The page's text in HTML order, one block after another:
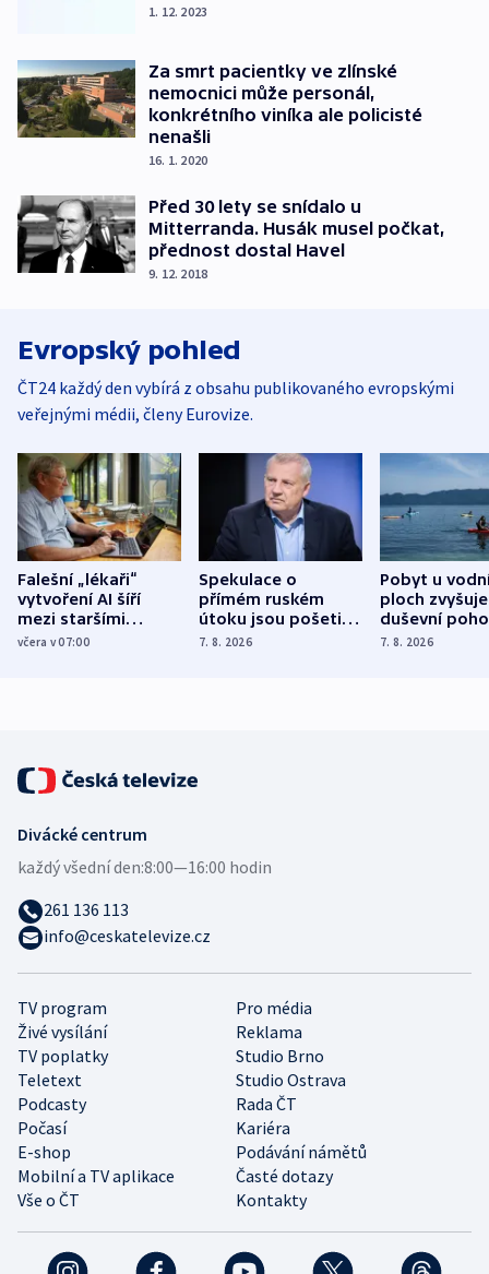
1. 12. 2023
Za smrt pacientky ve zlínské
nemocnici může personál,
konkrétního viníka ale policisté
nenašli
16. 1. 2020
Před 30 lety se snídalo u
Mitterranda. Husák musel počkat,
přednost dostal Havel
9. 12. 2018
Evropský pohled
ČT24 každý den vybírá z obsahu publikovaného evropskými
veřejnými médii, členy Eurovize.
Falešní „lékaři“
vytvoření AI šíří
mezi staršími
Poláky nebezpečné
včera v 07:00
Spekulace o
přímém ruském
útoku jsou pošetilé,
míní estonský
7. 8. 2026
Pobyt u
ploch zvyšuje
duševní
ukázala
7. 8. 2026
TV program
Pro média
Živé vysílání
Reklama
TV poplatky
Studio Brno
Teletext
Studio Ostrava
Podcasty
Rada ČT
Počasí
Kariéra
E-shop
Podávání námětů
Mobilní a TV aplikace
Časté dotazy
Vše o ČT
Kontakty
Divácké centrum
každý všední den:8:00—16:00 hodin
261 136 113
info@ceskatelevize.cz